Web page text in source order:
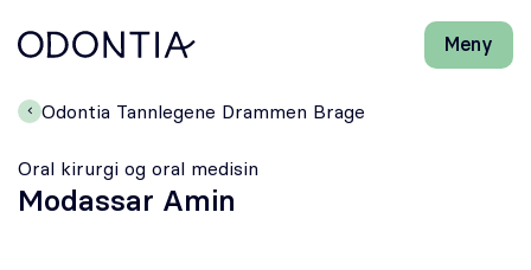
page
Meny
Lukk
Behandlinger
Odontia Tannlegene Drammen Brage
Oral kirurgi og oral medisin
Modassar Amin